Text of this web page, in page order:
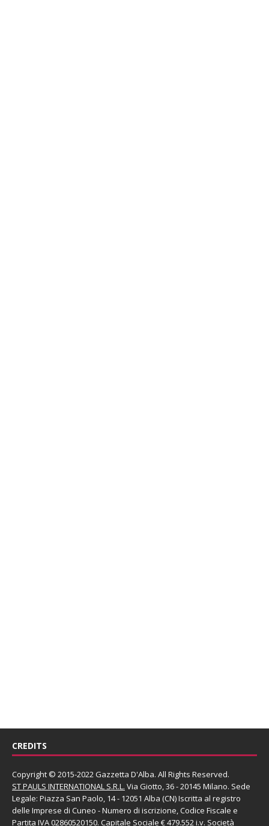
CREDITS
Copyright © 2015-2022 Gazzetta D'Alba. All Rights Reserved.
ST PAULS INTERNATIONAL S.R.L. Via Giotto, 36 - 20145 Milano. Sede
Legale: Piazza San Paolo, 14 - 12051 Alba (CN) Iscritta al registro
delle Imprese di Cuneo - Numero di iscrizione, Codice Fiscale e
Partita IVA 02860520150. Capitale Sociale € 479.552 i.v. Società